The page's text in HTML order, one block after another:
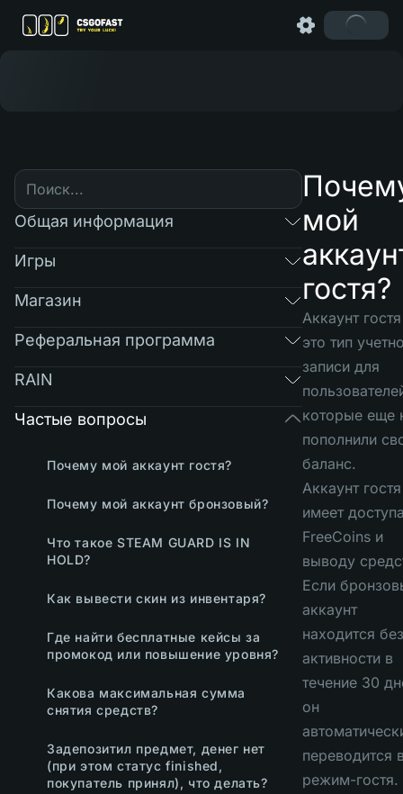
Общая информация
Игры
Магазин
Реферальная программа
RAIN
Частые вопросы
Почему мой аккаунт гостя?
Почему мой аккаунт бронзовый?
Что такое STEAM GUARD IS IN
HOLD?
Как вывести скин из инвентаря?
Где найти бесплатные кейсы за
промокод или повышение уровня?
Какова максимальная сумма
снятия средств?
Задепозитил предмет, денег нет
(при этом статус finished,
покупатель принял), что делать?
мой
гостя?
Аккаунт гостя
это тип
записи для
которые еще
пополнили
баланс.
Аккаунт гостя
имеет
FreeCoins и
выводу
Если
аккаунт
находится без
активности в
течение 30
он
переводится
режим-гостя.